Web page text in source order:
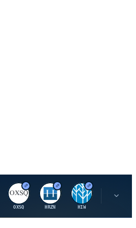
O
OXSQ
H
HRZN
H
HIW
U